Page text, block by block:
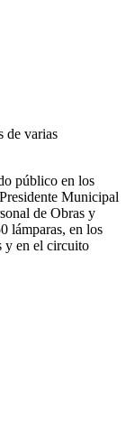
de varias
público en los
Municipal
de Obras y
lámparas, en los
y en el circuito